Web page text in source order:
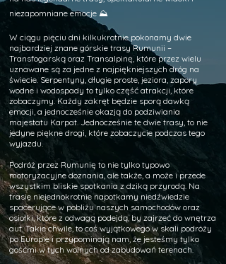
niezapomniane emocje ⛰️
W ciągu pięciu dni kilkukrotnie pokonamy dwie
najbardziej znane górskie trasy Rumunii –
Transfogarską oraz Transalpinę, które przez wielu
uznawane są za jedne z najpiękniejszych dróg na
świecie. Serpentyny, długie proste, jeziora, zapory
wodne i wodospady to tylko część atrakcji, które
zobaczymy. Każdy zakręt będzie sporą dawką
emocji, a jednocześnie okazją do podziwiania
majestatu Karpat. Jednocześnie te dwie trasy, to nie
jedyne piękne drogi, które zobaczycie podczas tego
wyjazdu.
Podróż przez Rumunię to nie tylko typowo
motoryzacyjne doznania, ale także, a może i przede
wszystkim bliskie spotkania z dziką przyrodą. Na
trasie niejednokrotnie napotkamy niedźwiedzie
spacerujące w pobliżu naszych samochodów oraz
osiołki, które z odwagą podejdą, by zajrzeć do wnętrza
aut. Takie chwile, to coś wyjątkowego w skali podróży
po Europie i przypominają nam, że jesteśmy tylko
gośćmi w tych wolnych od zabudowań terenach.